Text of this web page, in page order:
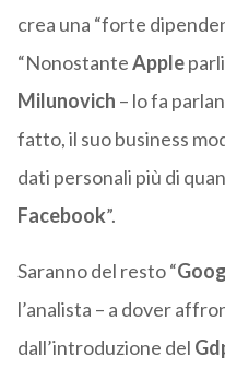
crea una “forte
“NonostanteApple
Milunovich – lo fa
fatto, il suo business
dati personali più di
Facebook”.
Saranno del resto “
l’analista – a dover
dall’introduzione del